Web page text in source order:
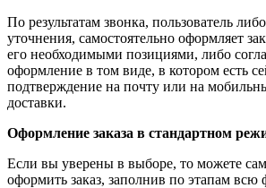
По результатам звонка, пользователь
уточнения, самостоятельно оформляет
его необходимыми позициями, либо
оформление в том виде, в котором есть
подтверждение на почту или на
доставки.
Оформление заказа в стандартном
Если вы уверены в выборе, то можете
оформить заказ, заполнив по этапам всю